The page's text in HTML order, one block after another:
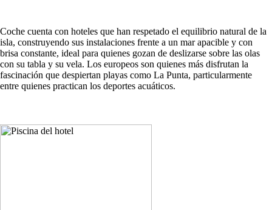
Coche cuenta con hoteles que han respetado el equilibrio natural de la
isla, construyendo sus instalaciones frente a un mar apacible y con
brisa constante, ideal para quienes gozan de deslizarse sobre las olas
con su tabla y su vela. Los europeos son quienes más disfrutan la
fascinación que despiertan playas como La Punta, particularmente
entre quienes practican los deportes acuáticos.